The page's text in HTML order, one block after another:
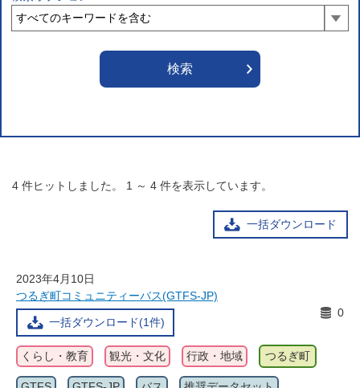
4 件ヒットしました。 1 ～ 4 件を表示しています。
一括ダウンロード
2023年4月10日
つるぎ町コミュニティーバス(GTFS-JP)
一括ダウンロード(1件)
0
くらし・教育 観光・文化 行政・地域 つるぎ町